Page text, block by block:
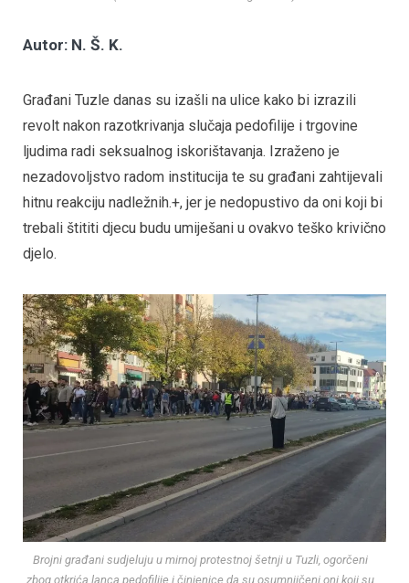
Autor: N. Š. K.
Građani Tuzle danas su izašli na ulice kako bi izrazili
revolt nakon razotkrivanja slučaja pedofilije i trgovine
ljudima radi seksualnog iskorištavanja. Izraženo je
nezadovoljstvo radom institucija te su građani zahtijevali
hitnu reakciju nadležnih.+, jer je nedopustivo da oni koji bi
trebali štititi djecu budu umiješani u ovakvo teško krivično
djelo.
Brojni građani sudjeluju u mirnoj protestnoj šetnji u Tuzli, ogorčeni
zbog otkrića lanca pedofilije i činjenice da su osumnjičeni oni koji su